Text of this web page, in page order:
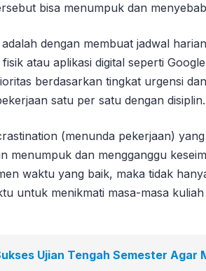
bisa menumpuk dan
dengan membuat jadwal
atau aplikasi digital seperti
berdasarkan tingkat urgensi
satu per satu dengan disiplin.
(menunda pekerjaan)
menumpuk dan mengganggu
waktu yang baik, maka tidak
untuk menikmati masa-masa
Ujian Tengah Semester Agar